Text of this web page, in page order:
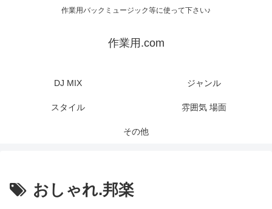
作業用バックミュージック等に使って下さい♪
作業用.com
DJ MIX ジャンル
スタイル 雰囲気 場面
その他
おしゃれ.邦楽